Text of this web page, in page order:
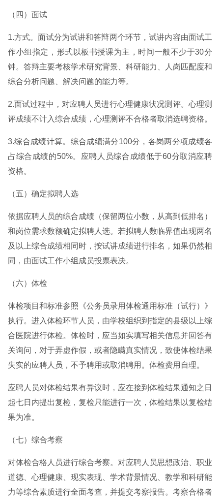
（四）面试
1.方式。面试分为试讲和答辩两个环节，试讲内容由面试工
作小组指定，形式以板书授课为主，时间一般不少于30分
钟。答辩主要考核学术研究背景、科研能力、人岗匹配度和
综合分析问题、解决问题的能力等。
2.面试过程中，对应聘人员进行心理健康状况测评。心理测
评成绩不计入综合成绩，心理测评不合格者取消选聘资格。
3.综合成绩计算。综合成绩满分100分，各岗两分项成绩各
占综合成绩的50%。应聘人员综合成绩低于60分取消应聘
资格。
（五）确定拟聘人选
依据应聘人员的综合成绩（保留两位小数，从高到低排名）
和岗位需求数额确定拟聘人选。若拟聘人数临界值出现两名
及以上综合成绩相同时，按试讲成绩进行排名，如果仍然相
同，由面试工作小组成员投票表决。
（六）体检
体检项目和标准参照《公务员录用体检通用标准（试行）》
执行。进入体检环节人员，由学校组织到指定的县级以上综
合医院进行体检。体检时，应当如实填写相关信息并回答有
关询问，对于弄虚作假，或者隐瞒真实情况，致使体检结果
失实的应聘人员，不予聘用或取消聘用。体检费用自理。
应聘人员对体检结果有异议时，应在接到体检结果通知之日
起七日内提出复检，复检只能进行一次，体检结果以复检结
果为准。
（七）综合考察
对体检合格人员进行综合考察。对应聘人员思想政治、职业
道德、心理健康、现实表现、学术背景情况、教学和科研能
力等综合素质进行全面考查，并提交考察报告。考察合格者